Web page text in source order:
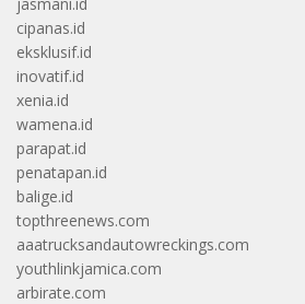
cipanas.id
eksklusif.id
inovatif.id
xenia.id
wamena.id
parapat.id
penatapan.id
balige.id
topthreenews.com
aaatrucksandautowreckings.com
youthlinkjamica.com
arbirate.com